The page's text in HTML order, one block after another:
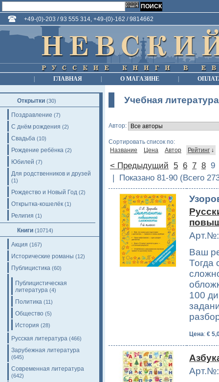
+49-(0)-203 / 93 555 314, +49-(0)-162 / 9814662
ГЛАВНАЯ О МАГАЗИНЕ
Открытки (30)
Поздравление (7)
С днём рождения (2)
Свадьба (10)
Рождение ребёнка (2)
Юбилей (7)
Для родственников и друзей
(1)
Рождество и Новый Год (2)
Открытка-кошелёк (1)
Религия (1)
Книги (10714)
Акция (167)
Исторические романы (12)
Публицистика (60)
Публицистическая
литература (4)
Политика (11)
Общество (5)
История (28)
Русская литература (466)
Зарубежная литература
(645)
Современная литература
(642)
Учебная литература
Автор:
Сортировать список по:
Название
Цена Автор Рейтинг ↓
< Предыдущий 5 6 7 8
| Показано 81-90 (Всего
Ваш
Тогда
100
Цена: €